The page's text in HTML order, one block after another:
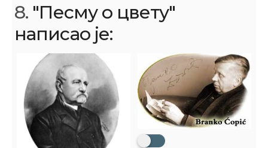
8. "Песму о цвету"
написао је: